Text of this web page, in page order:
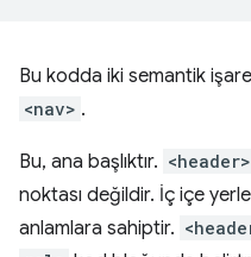
Bu kodda iki semantik
<nav> .
Bu, ana başlıktır. <header>
noktası değildir. İç içe
anlamlara sahiptir.